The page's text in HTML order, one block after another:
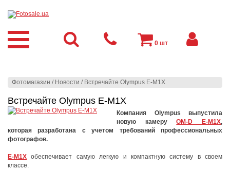
Фотомагазин / Новости / Встречайте Olympus E-M1X
Встречайте Olympus E-M1X
Компания Olympus выпустила
новую камеруOM-D E-M1X,
которая разработана с учетом требований профессиональных
фотографов.
E-M1X обеспечивает самую легкую и компактную систему в своем
классе.
0 шт